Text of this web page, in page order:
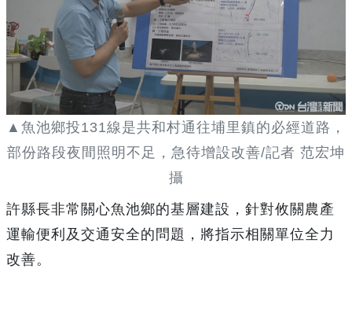
▲魚池鄉投131線是共和村通往埔里鎮的必經道路，
部份路段夜間照明不足，急待增設改善/記者 范宏坤
攝
許縣長非常關心魚池鄉的基層建設，針對攸關農產
運輸便利及交通安全的問題，將指示相關單位全力
改善。